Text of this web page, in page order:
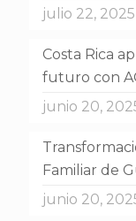
julio 22, 2025
Costa Rica
futuro con
junio 20,
Familiar de
junio 20,